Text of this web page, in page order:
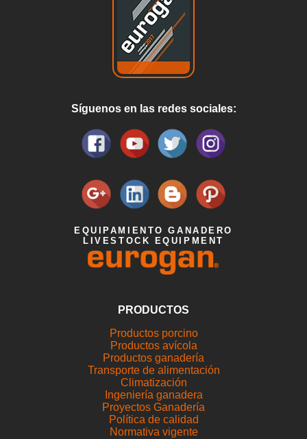
Síguenos en las redes sociales:
EQUIPAMIENTO GANADERO
LIVESTOCK EQUIPMENT
PRODUCTOS
Productos porcino
Productos avícola
Productos ganadería
Transporte de alimentación
Climatización
Ingeniería ganadera
Proyectos Ganadería
Política de calidad
Normativa vigente